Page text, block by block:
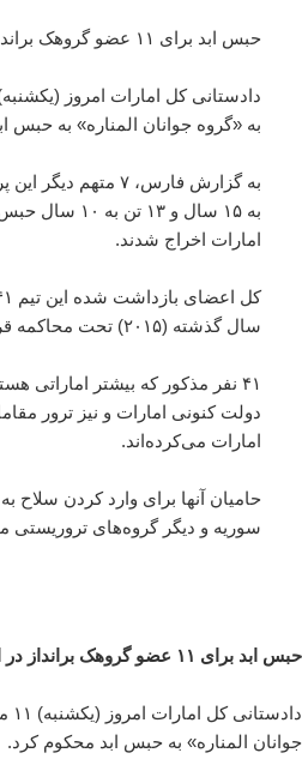
حبس ابد برای ۱۱ عضو گروهک برانداز در امارات
به «گروه جوانان المناره» به حبس
به گزارش فارس، ۷ متهم
امارات اخراج شدند.
سال گذشته (۲۰۱۵) تحت محاکمه قرار گرفته‌اند.
۴۱ نفر مذکور که بیشتر اماراتی
دولت کنونی امارات و نیز ترور
امارات می‌کرده‌اند.
حامیان آنها برای وارد کردن سلاح
سوریه و دیگر گروه‌های تروریستی
حبس ابد برای ۱۱ عضو گروهک برانداز در امارات
جوانان المناره» به حبس ابد محکوم کرد.